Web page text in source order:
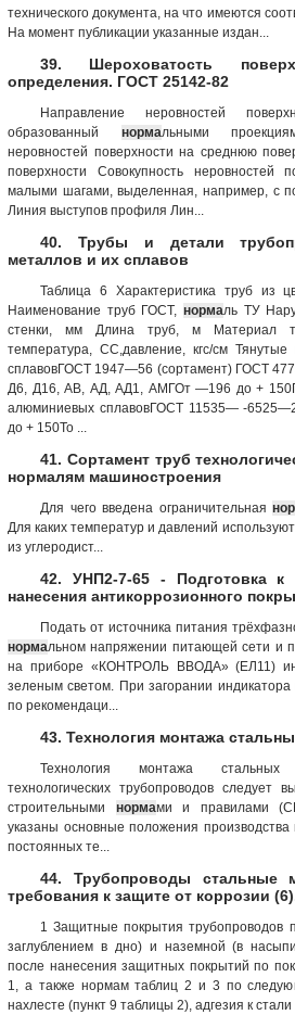
технического документа, на что имеются
На момент публикации указанные издан...
39. Шероховатость
определения. ГОСТ 25142-82
Направление неровностей
образованный нормальными
неровностей по­верхности на среднюю
поверхности Совокупность неровностей
малыми шагами, выделенная, например, с
Линия выступов профиля Лин...
40. Трубы и детали
металлов и их сплавов
Таблица 6 Характеристика труб из
Наименование труб ГОСТ, нормаль ТУ
стенки, мм Длина труб, м Материал
температура, СС,давление, кгс/см
сплавовГОСТ 1947—56 (сортамент) ГОСТ
Д6, Д16, АВ, АД, АД1, АМГОт —196 до +
алюминиевых сплавовГОСТ 11535— -
до + 150То ...
41. Сортамент труб
нормалям машиностроения
Для чего введена ограничительная
Для каких температур и давлений
из углеродист...
42. УНП2-7-65 - Подготовка к
нанесения антикоррозионного
Подать от источника питания
нормальном напряжении питающей сети и
на приборе «КОНТРОЛЬ ВВОДА» (ЕЛ11)
зеленым светом. При загорании индикатора
по рекомендаци...
43. Технология монтажа
Технология монтажа стальных
технологических трубопроводов следует
строительными нормами и правилами
указаны основные положения
постоянных те...
44. Трубопроводы стальные
требования к защите от коррозии
1 Защитные покрытия трубопроводов
заглублением в дно) и наземной (в
после нанесения защитных покрытий по
1, а также нормам таблиц 2 и 3 по
нахлесте (пункт 9 таблицы 2), адгезия к